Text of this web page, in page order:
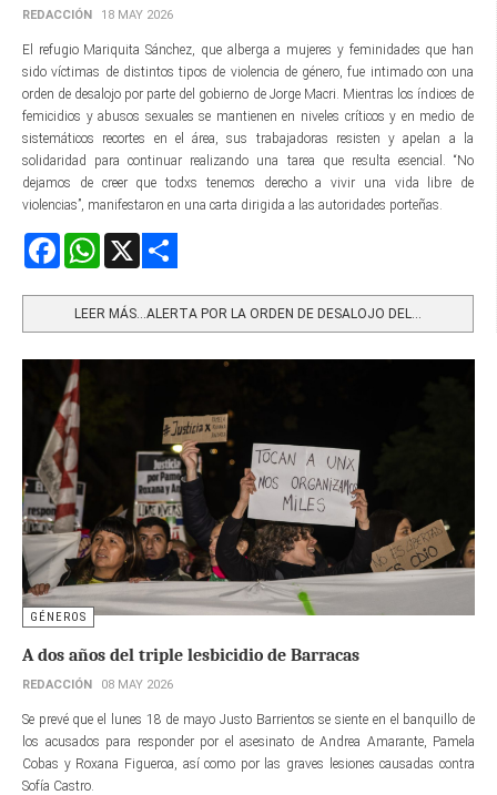
REDACCIÓN 18 MAY 2026
El refugio Mariquita Sánchez, que alberga a mujeres y feminidades que han
sido víctimas de distintos tipos de violencia de género, fue intimado con una
orden de desalojo por parte del gobierno de Jorge Macri. Mientras los índices de
femicidios y abusos sexuales se mantienen en niveles críticos y en medio de
sistemáticos recortes en el área, sus trabajadoras resisten y apelan a la
solidaridad para continuar realizando una tarea que resulta esencial. “No
dejamos de creer que todxs tenemos derecho a vivir una vida libre de
violencias”, manifestaron en una carta dirigida a las autoridades porteñas.
FacebookWhatsApp
LEER MÁS…ALERTA POR LA ORDEN DE DESALOJO DEL...
GÉNEROS
A dos años del triple lesbicidio de Barracas
REDACCIÓN 08 MAY 2026
Se prevé que el lunes 18 de mayo Justo Barrientos se siente en el banquillo de
los acusados para responder por el asesinato de Andrea Amarante, Pamela
Cobas y Roxana Figueroa, así como por las graves lesiones causadas contra
Sofía Castro.